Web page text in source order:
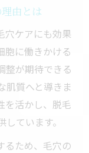
由とは
穴ケアにも効果
胞に働きかける
整が期待できる
肌質へと導きま
を活かし、脱毛
ています。
るため、毛穴の